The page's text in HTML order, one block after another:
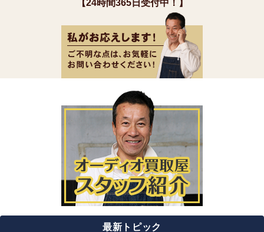
【24時間365日受付中！】
最新トピック